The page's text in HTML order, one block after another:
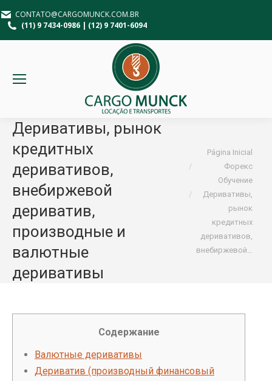
CONTATO@CARGOMUNCK.COM.BR
(11) 9 7434-0986 | (12) 9 7401-6094
Деривативы, рынок
кредитных
деривативов,
внебиржевой
дериватив,
производные и
валютные
деривативы
Você está aqui:
Página Inicial
Форекс
Обучение
Деривативы,
рынок
кредитных
деривативов,
внебиржевой…
Содержание
Валютные деривативы
Дериватив (производный финансовый